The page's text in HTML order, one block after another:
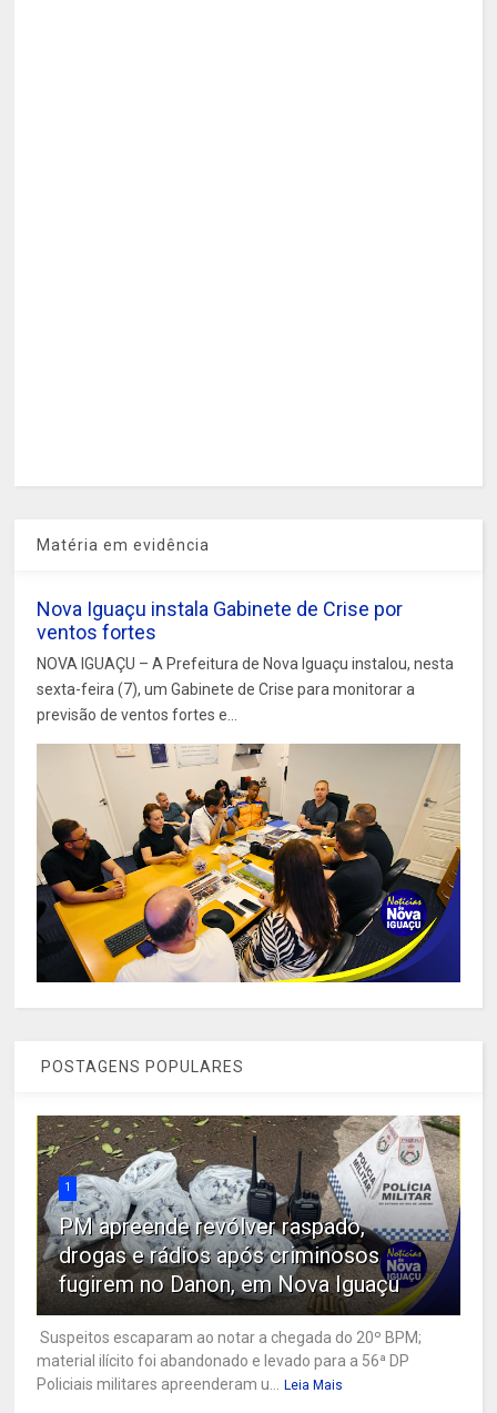
Matéria em evidência
Nova Iguaçu instala Gabinete de Crise por
ventos fortes
NOVA IGUAÇU – A Prefeitura de Nova Iguaçu instalou, nesta
sexta-feira (7), um Gabinete de Crise para monitorar a
previsão de ventos fortes e...
POSTAGENS POPULARES
1
PM apreende revólver raspado,
drogas e rádios após criminosos
fugirem no Danon, em Nova Iguaçu
Suspeitos escaparam ao notar a chegada do 20º BPM;
material ilícito foi abandonado e levado para a 56ª DP
Policiais militares apreenderam u...
Leia Mais